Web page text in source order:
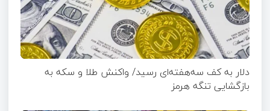
دلار به کف سه‌هفته‌ای رسید/ واکنش طلا و سکه به
بازگشایی تنگه هرمز